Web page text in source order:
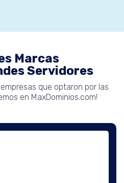
Marcas
Servidores
que optaron por las
en MaxDominios.com!